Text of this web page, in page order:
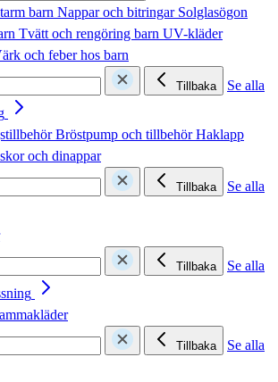
barn Nappar och bitringar Solglasögon
Tvätt och rengöring barn UV-kläder
och feber hos barn
Tillbaka
Se alla
Bröstpump och tillbehörHaklapp
och dinappar
Tillbaka
Se alla
Tillbaka
Se alla
Tillbaka
Se alla